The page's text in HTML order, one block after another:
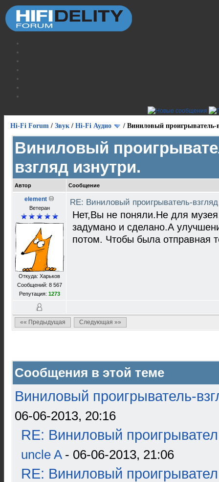
Hi-Fi Forum / Звук / Hi-Fi Аудио / Виниловый проигрыватель-
Виниловый
взгляд изнутри.
Автор Сообщение
element
Ветеран
Откуда: Харьков
Сообщений: 8 567
Репутация: 1273
RE: Виниловый проигрыватель-
Нет,Вы не поняли.Не для
задумано и сделано.А
потом. Чтобы была отправная
«« Предыдущая Следующая »»
Сообщения в этой теме
Виниловый проигрыватель-
06-06-2013, 20:16
RE: Виниловый
uncle A- 06-06-2013, 21:06
RE: Виниловый